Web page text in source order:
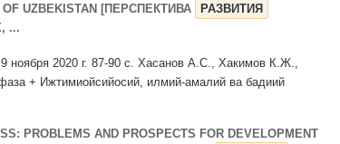
OF UZBEKISTAN [ПЕРСПЕКТИВА
РАЗВИТИЯ
...
ноября 2020 г. 87-90 с. Хасанов А.С., Хакимов К.Ж.,
+ Ижтимиойсийосий, илмий-амалий ва бадиий
PROBLEMS AND PROSPECTS FOR DEVELOPMENT